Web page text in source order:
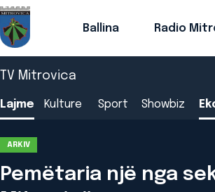
Ballina Radio
TV Mitrovica
Lajme Kulture Sport Showbiz
ARKIV
Pemëtaria një nga